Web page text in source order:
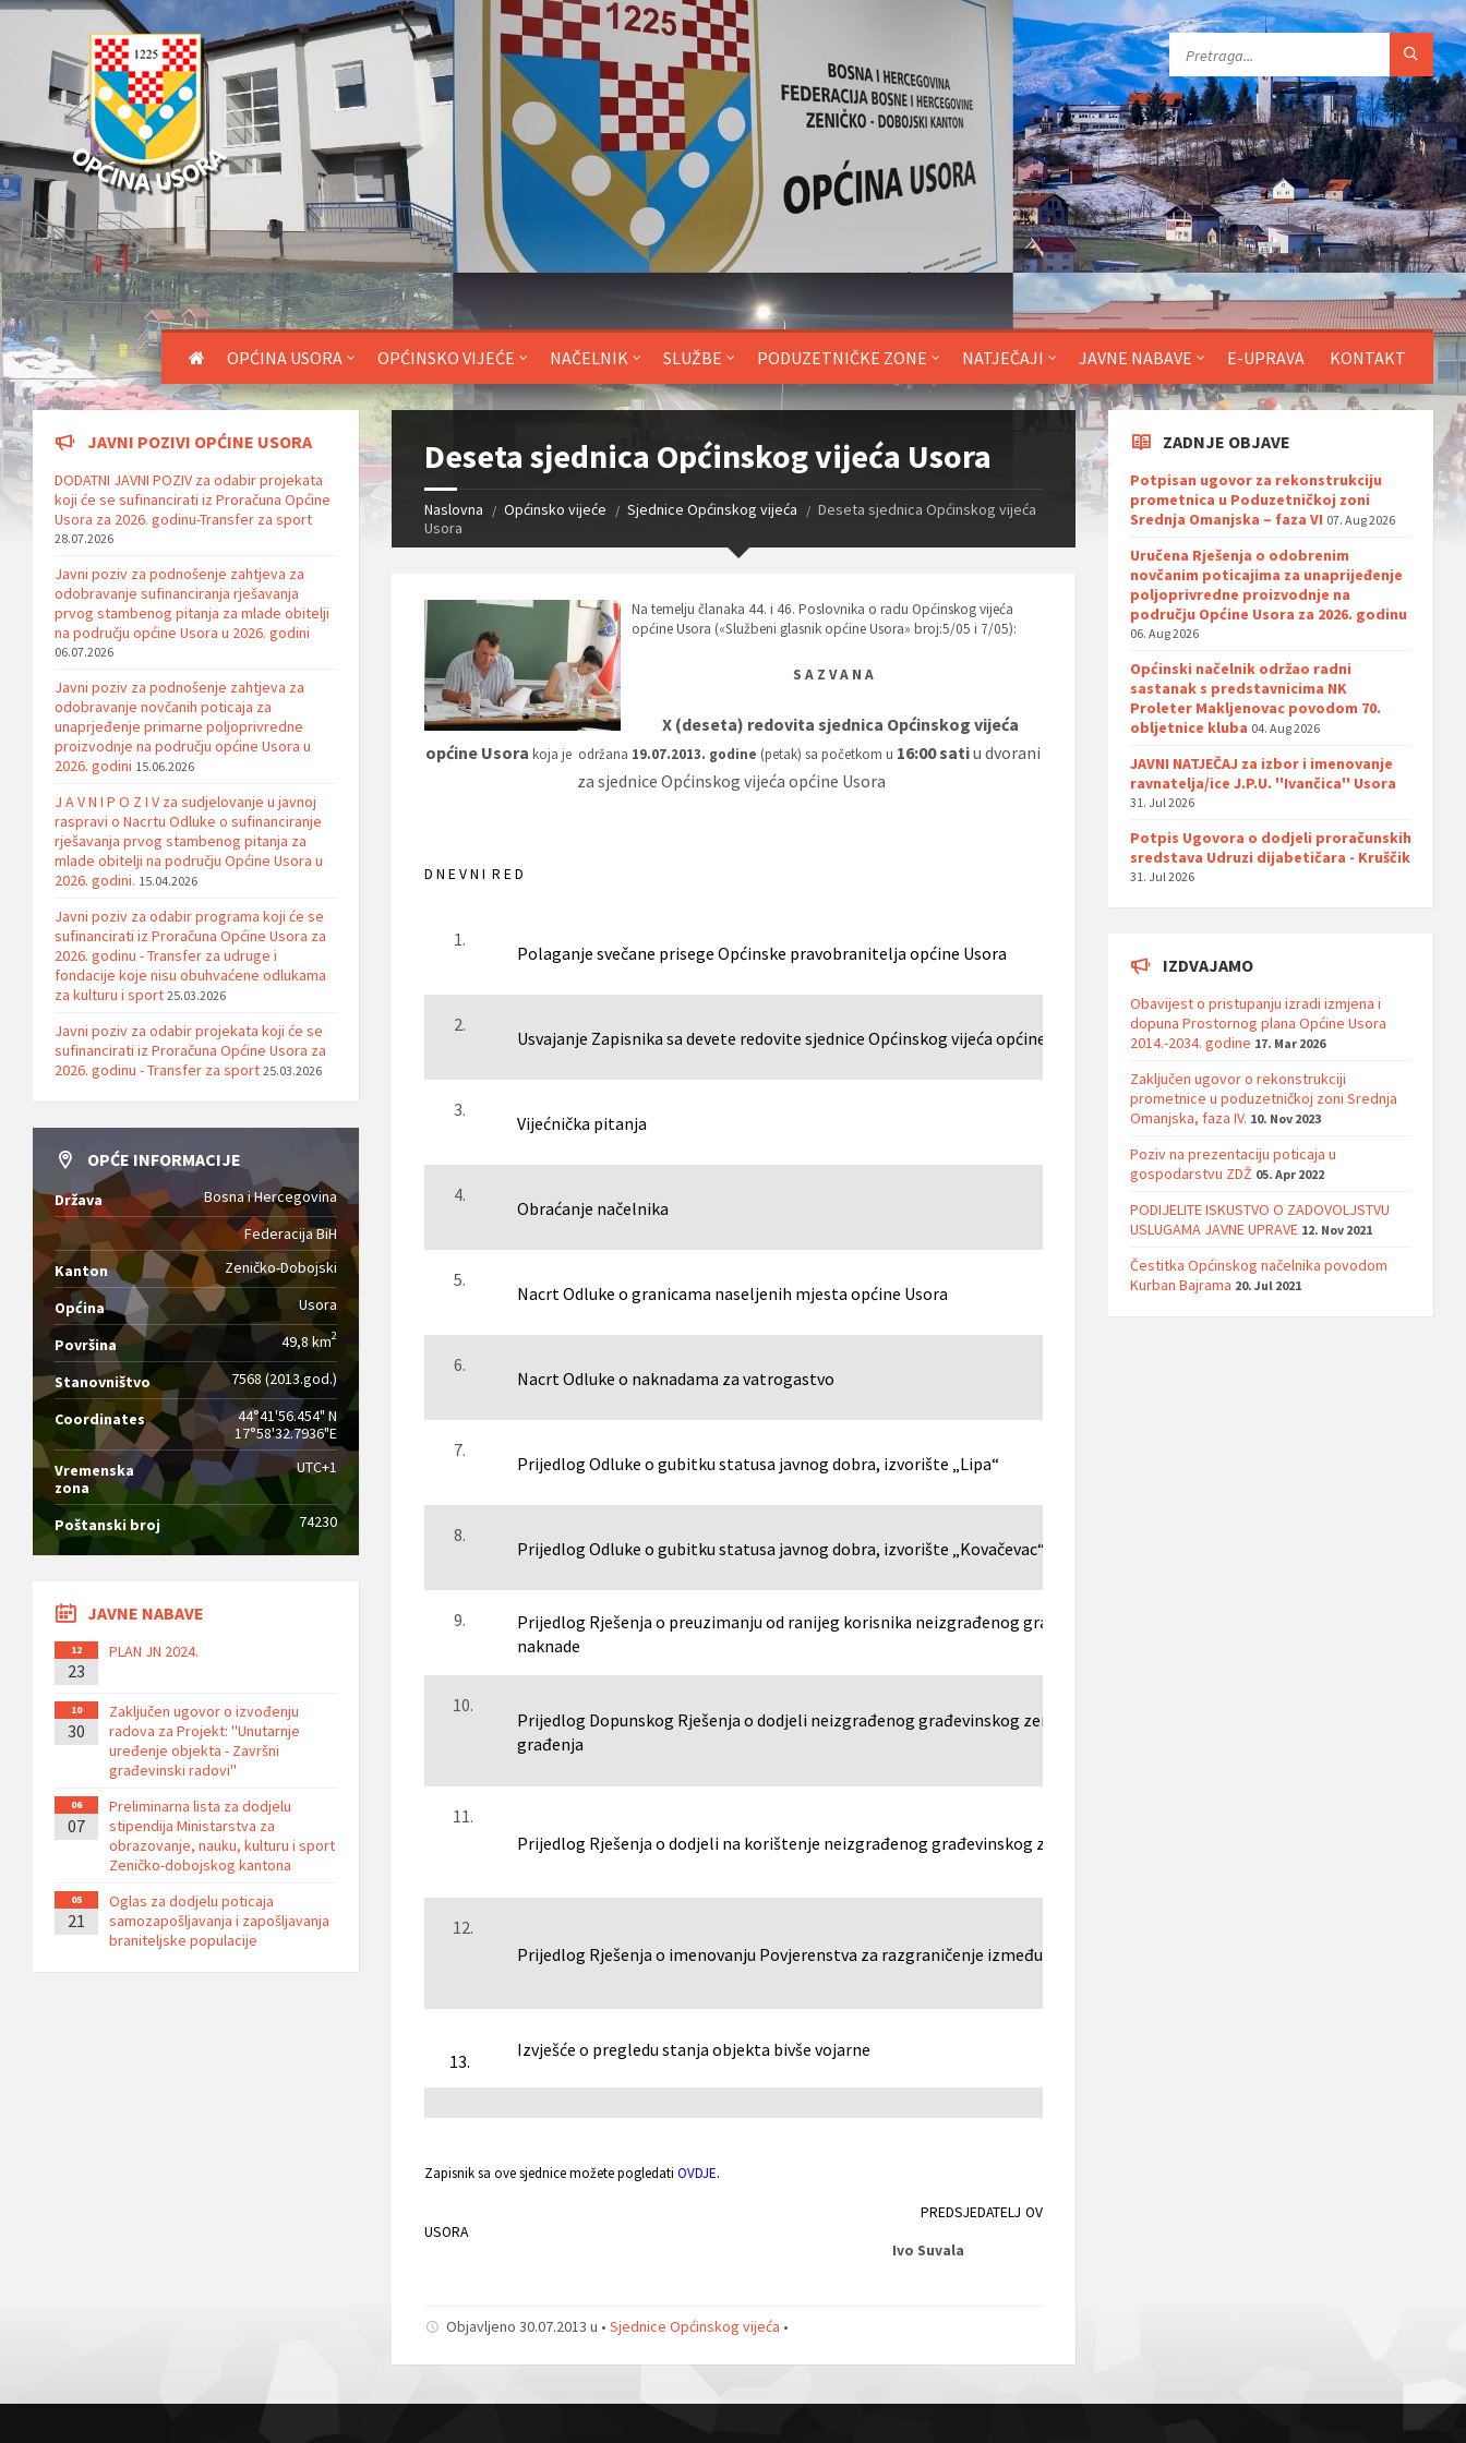
OPĆINA USORA OPĆINSKO VIJEĆE NAČELNIK SLUŽBE PODUZETNIČKE ZONE NATJEČAJI JAVNE NABAVE E-UPRAVA KONTAKT
Deseta sjednica Općinskog vijeća Usora
Naslovna Općinsko vijeće Sjednice Općinskog vijeća
Deseta sjednica Općinskog vijeća
Usora
Na temelju članaka 44. i 46. Poslovnika o radu Općinskog vijeća
općine Usora («Službeni glasnik općine Usora» broj:5/05 i 7/05):
S A Z V A N A
X (deseta) redovita sjednica Općinskog vijeća
općine Usora koja je održana 19.07.2013. godine (petak) sa početkom u 16:00 satiu dvorani
za sjednice Općinskog vijeća općine Usora
D N E V N I R E D
Polaganje svečane prisege Općinske pravobranitelja općine Usora
Usvajanje Zapisnika sa devete redovite sjednice Općinskog vijeća općine Usora
Vijećnička pitanja
Obraćanje načelnika
Nacrt Odluke o granicama naseljenih mjesta općine Usora
Nacrt Odluke o naknadama za vatrogastvo
Prijedlog Odluke o gubitku statusa javnog dobra, izvorište „Lipa“
Prijedlog Odluke o gubitku statusa javnog dobra, izvorište „Kovačevac“
Prijedlog Rješenja o preuzimanju od ranijeg korisnika neizgrađenog građevinskog zemljišta bez
naknade
Prijedlog Dopunskog Rješenja o dodjeli neizgrađenog građevinskog zemljišta na korištenje radi
građenja
Prijedlog Rješenja o dodjeli na korištenje neizgrađenog građevinskog zemljišta d.d.BH Telekom
Prijedlog Rješenja o imenovanju Povjerenstva za razgraničenje između općina Usora i Tešanj
13.
Izvješće o pregledu stanja objekta bivše vojarne
Zapisnik sa ove sjednice možete pogledati OVDJE.
PREDSJEDATELJ OV
USORA
Ivo Suvala
Objavljeno 30.07.2013 u • Sjednice Općinskog vijeća •
JAVNI POZIVI OPĆINE USORA
DODATNI JAVNI POZIV za odabir projekata
koji će se sufinancirati iz Proračuna Općine
Usora za 2026. godinu-Transfer za sport
28.07.2026
Javni poziv za podnošenje zahtjeva za
odobravanje sufinanciranja rješavanja
prvog stambenog pitanja za mlade obitelji
na području općine Usora u 2026. godini
06.07.2026
Javni poziv za podnošenje zahtjeva za
odobravanje novčanih poticaja za
unaprjeđenje primarne poljoprivredne
proizvodnje na području općine Usora u
2026. godini 15.06.2026
J A V N I P O Z I V za sudjelovanje u javnoj
raspravi o Nacrtu Odluke o sufinanciranje
rješavanja prvog stambenog pitanja za
mlade obitelji na području Općine Usora u
2026. godini. 15.04.2026
Javni poziv za odabir programa koji će se
sufinancirati iz Proračuna Općine Usora za
2026. godinu - Transfer za udruge i
fondacije koje nisu obuhvaćene odlukama
za kulturu i sport 25.03.2026
Javni poziv za odabir projekata koji će se
sufinancirati iz Proračuna Općine Usora za
2026. godinu - Transfer za sport 25.03.2026
OPĆE INFORMACIJE
Država
Bosna i Hercegovina
Federacija BiH
Kanton
Zeničko-Dobojski
Općina Usora
Površina 49,8 km2
Stanovništvo 7568 (2013.god.)
Coordinates
44°41'56.454" N
17°58'32.7936"E
Vremenska
zona
UTC+1
Poštanski broj 74230
JAVNE NABAVE
12
23
PLAN JN 2024.
10
30
Zaključen ugovor o izvođenju
radova za Projekt: ''Unutarnje
uređenje objekta - Završni
građevinski radovi''
06
07
Preliminarna lista za dodjelu
stipendija Ministarstva za
obrazovanje, nauku, kulturu i sport
Zeničko-dobojskog kantona
05
21
Oglas za dodjelu poticaja
samozapošljavanja i zapošljavanja
braniteljske populacije
ZADNJE OBJAVE
Potpisan ugovor za rekonstrukciju
prometnica u Poduzetničkoj zoni
Srednja Omanjska – faza VI 07. Aug 2026
Uručena Rješenja o odobrenim
novčanim poticajima za unaprijeđenje
poljoprivredne proizvodnje na
području Općine Usora za 2026. godinu
06. Aug 2026
Općinski načelnik održao radni
sastanak s predstavnicima NK
Proleter Makljenovac povodom 70.
obljetnice kluba 04. Aug 2026
JAVNI NATJEČAJ za izbor i imenovanje
ravnatelja/ice J.P.U. ''Ivančica'' Usora
31. Jul 2026
Potpis Ugovora o dodjeli proračunskih
sredstava Udruzi dijabetičara - Kruščik
31. Jul 2026
IZDVAJAMO
Obavijest o pristupanju izradi izmjena i
dopuna Prostornog plana Općine Usora
2014.-2034. godine 17. Mar 2026
Zaključen ugovor o rekonstrukciji
prometnice u poduzetničkoj zoni Srednja
Omanjska, faza IV. 10. Nov 2023
Poziv na prezentaciju poticaja u
gospodarstvu ZDŽ 05. Apr 2022
PODIJELITE ISKUSTVO O ZADOVOLJSTVU
USLUGAMA JAVNE UPRAVE 12. Nov 2021
Čestitka Općinskog načelnika povodom
Kurban Bajrama 20. Jul 2021